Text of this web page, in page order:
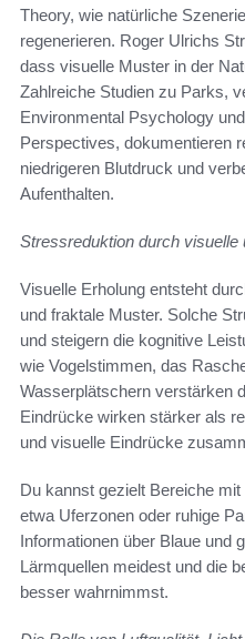
Theory, wie natürliche
regenerieren. Roger Ulrichs
dass visuelle Muster in der
Zahlreiche Studien zu Parks,
Environmental Psychology
Perspectives, dokumentieren
niedrigeren Blutdruck und
Aufenthalten.
Stressreduktion durch
Visuelle Erholung entsteht
und fraktale Muster. Solche
und steigern die kognitive
wie Vogelstimmen, das
Wasserplätschern verstärken
Eindrücke wirken stärker als
und visuelle Eindrücke
Du kannst gezielt Bereiche
etwa Uferzonen oder ruhige
Informationen über Blaue und
Lärmquellen meidest und die
besser wahrnimmst.